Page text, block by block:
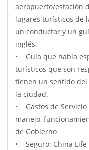
aeropuerto/estación
lugares turísticos de
un conductor y un
inglés.
• Guía que habla
turísticos que son
tienen un sentido
la ciudad.
• Gastos de
manejo,
de Gobierno
• Seguro: China Life